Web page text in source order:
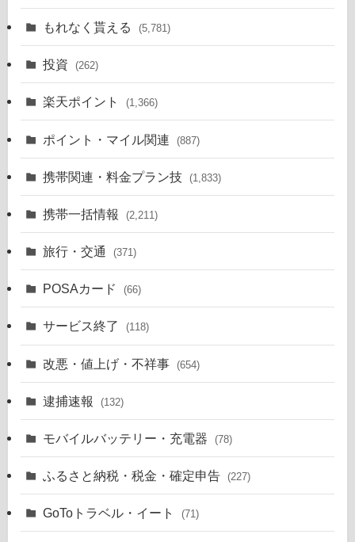
もれなく貰える (5,781)
投資 (262)
楽天ポイント (1,366)
ポイント・マイル関連 (887)
携帯関連・料金プラン技 (1,833)
携帯一括情報 (2,211)
旅行・交通 (371)
POSAカード (66)
サービス終了 (118)
改悪・値上げ・不祥事 (654)
逮捕速報 (132)
モバイルバッテリー・充電器 (78)
ふるさと納税・税金・確定申告 (227)
GoToトラベル・イート (71)